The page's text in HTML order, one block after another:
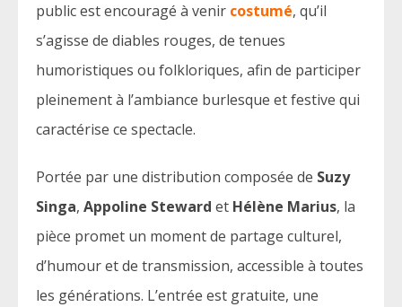
public est encouragé à venir costumé, qu’il
s’agisse de diables rouges, de tenues
humoristiques ou folkloriques, afin de participer
pleinement à l’ambiance burlesque et festive qui
caractérise ce spectacle.
Portée par une distribution composée de Suzy
Singa, Appoline Steward et Hélène Marius, la
pièce promet un moment de partage culturel,
d’humour et de transmission, accessible à toutes
les générations. L’entrée est gratuite, une